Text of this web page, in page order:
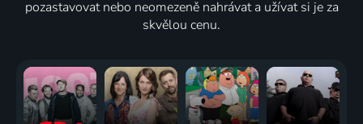
pozastavovat nebo neomezeně nahrávat a užívat si je za
skvělou cenu.